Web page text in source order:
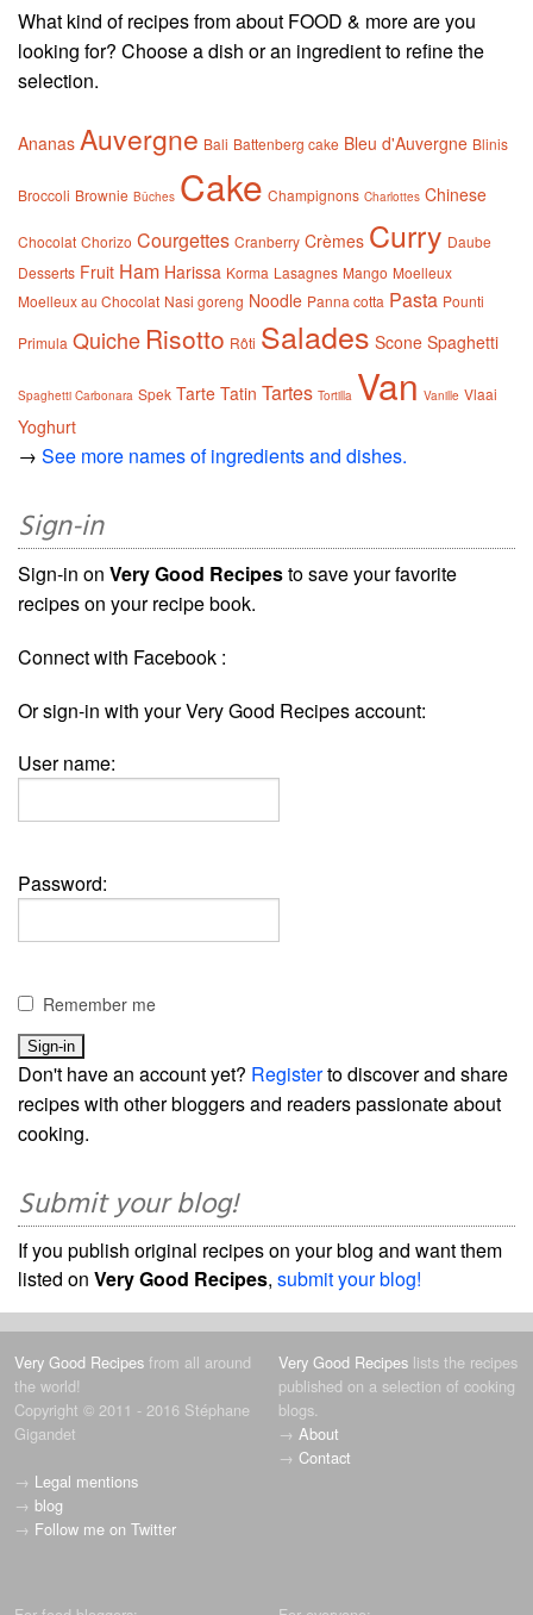
What kind of recipes from about FOOD & more are you
looking for? Choose a dish or an ingredient to refine the
selection.
Ananas Auvergne Bali Battenberg cake Bleu d'Auvergne Blinis
Broccoli Brownie Bûches Cake Champignons Charlottes Chinese
Chocolat Chorizo Courgettes Cranberry Crèmes Curry Daube
Desserts Fruit Ham Harissa Korma Lasagnes Mango Moelleux
Moelleux au Chocolat Nasi goreng Noodle Panna cotta Pasta Pounti
Primula Quiche Risotto Rôti Salades Scone Spaghetti
Spaghetti Carbonara Spek Tarte Tatin Tartes Tortilla Van Vanille Vlaai
Yoghurt
→ See more names of ingredients and dishes.
Sign-in
Sign-in on Very Good Recipesto save your favorite
recipes on your recipe book.
Connect with Facebook :
Or sign-in with your Very Good Recipes account:
User name:
Password:
Remember me
Don't have an account yet? Registerto discover and share
recipes with other bloggers and readers passionate about
cooking.
Submit your blog!
If you publish original recipes on your blog and want them
listed on Very Good Recipes, submit your blog!
Very Good Recipes from all around
the world!
Copyright © 2011 - 2016 Stéphane
Gigandet
→ Legal mentions
→ blog
→ Follow me on Twitter
Very Good Recipes lists the recipes
published on a selection of cooking
blogs.
→ About
→ Contact